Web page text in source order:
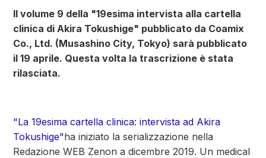
Il volume 9 della "19esima intervista alla cartella
clinica di Akira Tokushige" pubblicato da Coamix
Co., Ltd. (Musashino City, Tokyo) sarà pubblicato
il 19 aprile. Questa volta la trascrizione è stata
rilasciata.
"La 19esima cartella clinica: intervista ad Akira
Tokushige"ha iniziato la serializzazione nella
Redazione WEB Zenon a dicembre 2019. Un medical